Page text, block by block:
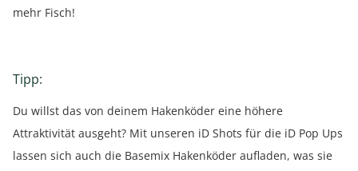
mehr Fisch!
Tipp:
Du willst das von deinem Hakenköder eine höhere
Attraktivität ausgeht? Mit unseren iD Shots für die iD Pop Ups
lassen sich auch die Basemix Hakenköder aufladen, was sie